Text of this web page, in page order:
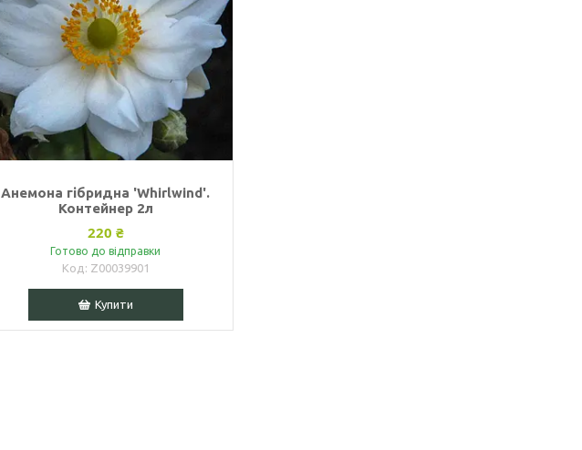
Анемона гібридна 'Whirlwind'.
Контейнер 2л
220 ₴
Готово до відправки
Z00039901
Купити